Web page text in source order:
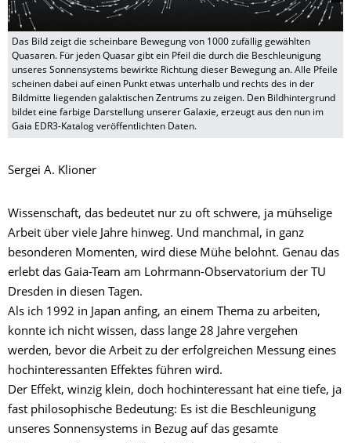
Das Bild zeigt die scheinbare Bewegung von 1000 zufällig gewählten
Quasaren. Für jeden Quasar gibt ein Pfeil die durch die Beschleunigung
unseres Sonnensystems bewirkte Richtung dieser Bewegung an. Alle Pfeile
scheinen dabei auf einen Punkt etwas unterhalb und rechts des in der
Bildmitte liegenden galaktischen Zentrums zu zeigen. Den Bildhintergrund
bildet eine farbige Darstellung unserer Galaxie, erzeugt aus den nun im
Gaia EDR3-Katalog veröffentlichten Daten.
Sergei A. Klioner
Wissenschaft, das bedeutet nur zu oft schwere, ja mühselige
Arbeit über viele Jahre hinweg. Und manchmal, in ganz
besonderen Momenten, wird diese Mühe belohnt. Genau das
erlebt das Gaia-Team am Lohrmann-Observatorium der TU
Dresden in diesen Tagen.
Als ich 1992 in Japan anfing, an einem Thema zu arbeiten,
konnte ich nicht wissen, dass lange 28 Jahre vergehen
werden, bevor die Arbeit zu der erfolgreichen Messung eines
hochinteressanten Effektes führen wird.
Der Effekt, winzig klein, doch hochinteressant hat eine tiefe, ja
fast philosophische Bedeutung: Es ist die Beschleunigung
unseres Sonnensystems in Bezug auf das gesamte